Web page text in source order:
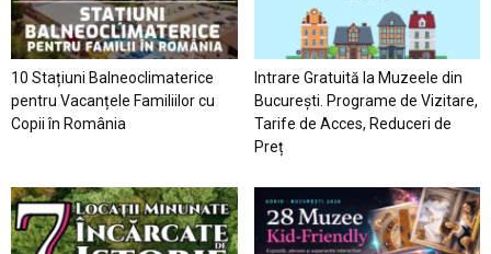
10 Stațiuni Balneoclimaterice
pentru Vacanțele Familiilor cu
Copii în România
Intrare Gratuită la Muzeele din
București. Programe de Vizitare,
Tarife de Acces, Reduceri de
Preț